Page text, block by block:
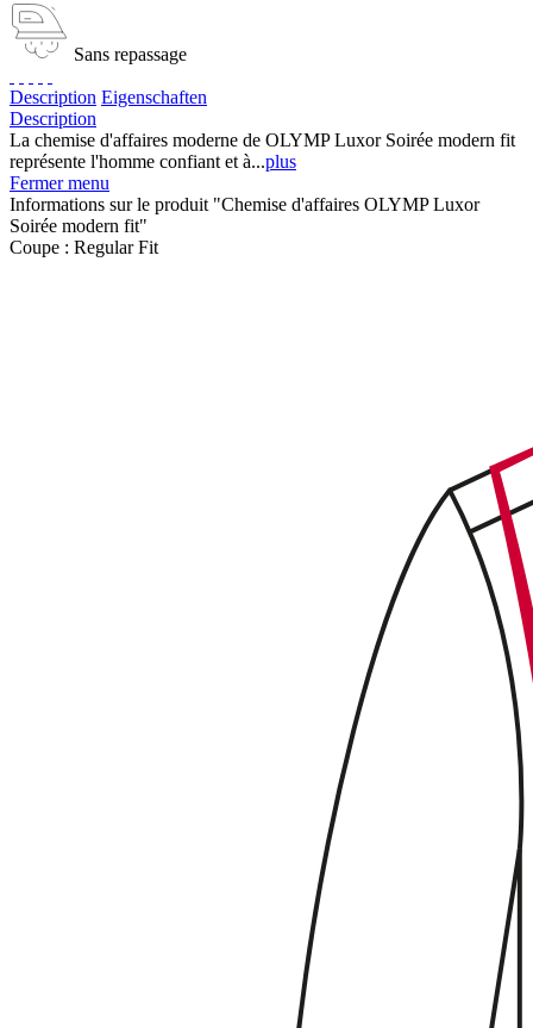
Sans repassage
Description Eigenschaften
Description
La chemise d'affaires moderne de OLYMP Luxor Soirée modern fit
représente l'homme confiant et à...plus
Fermer menu
Informations sur le produit "Chemise d'affaires OLYMP Luxor
Soirée modern fit"
Coupe : Regular Fit